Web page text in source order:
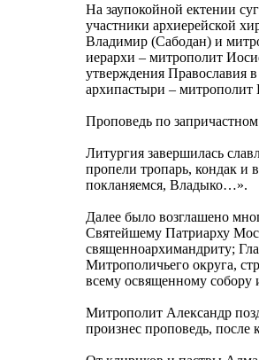
На заупокойной ектении
участники архиерейской
Владимир (Сабодан) и
иерархи – митрополит
утверждения Православия
архипастыри –
Проповедь по
Литургия завершилась
пропели тропарь, кондак и
покланяемся, Владыко…».
Далее было возглашено
Святейшему Патриарху
священноархимандриту;
Митрополичьего округа,
всему освященному собору
Митрополит Александр
произнес проповедь,